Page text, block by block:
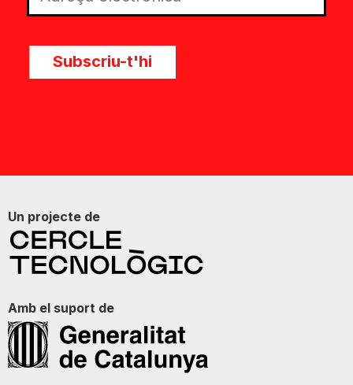
Subscriu-t'hi
Un projecte de
Amb el suport de